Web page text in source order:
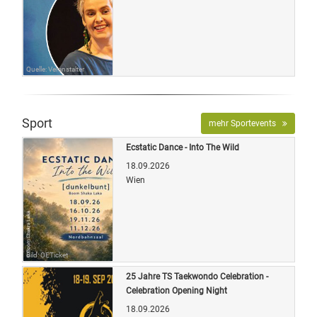
Quelle: Veranstalter
Sport mehr Sportevents
Bild: OETicket
Ecstatic Dance - Into The Wild
18.09.2026
Wien
25 Jahre TS Taekwondo Celebration -
Celebration Opening Night
18.09.2026